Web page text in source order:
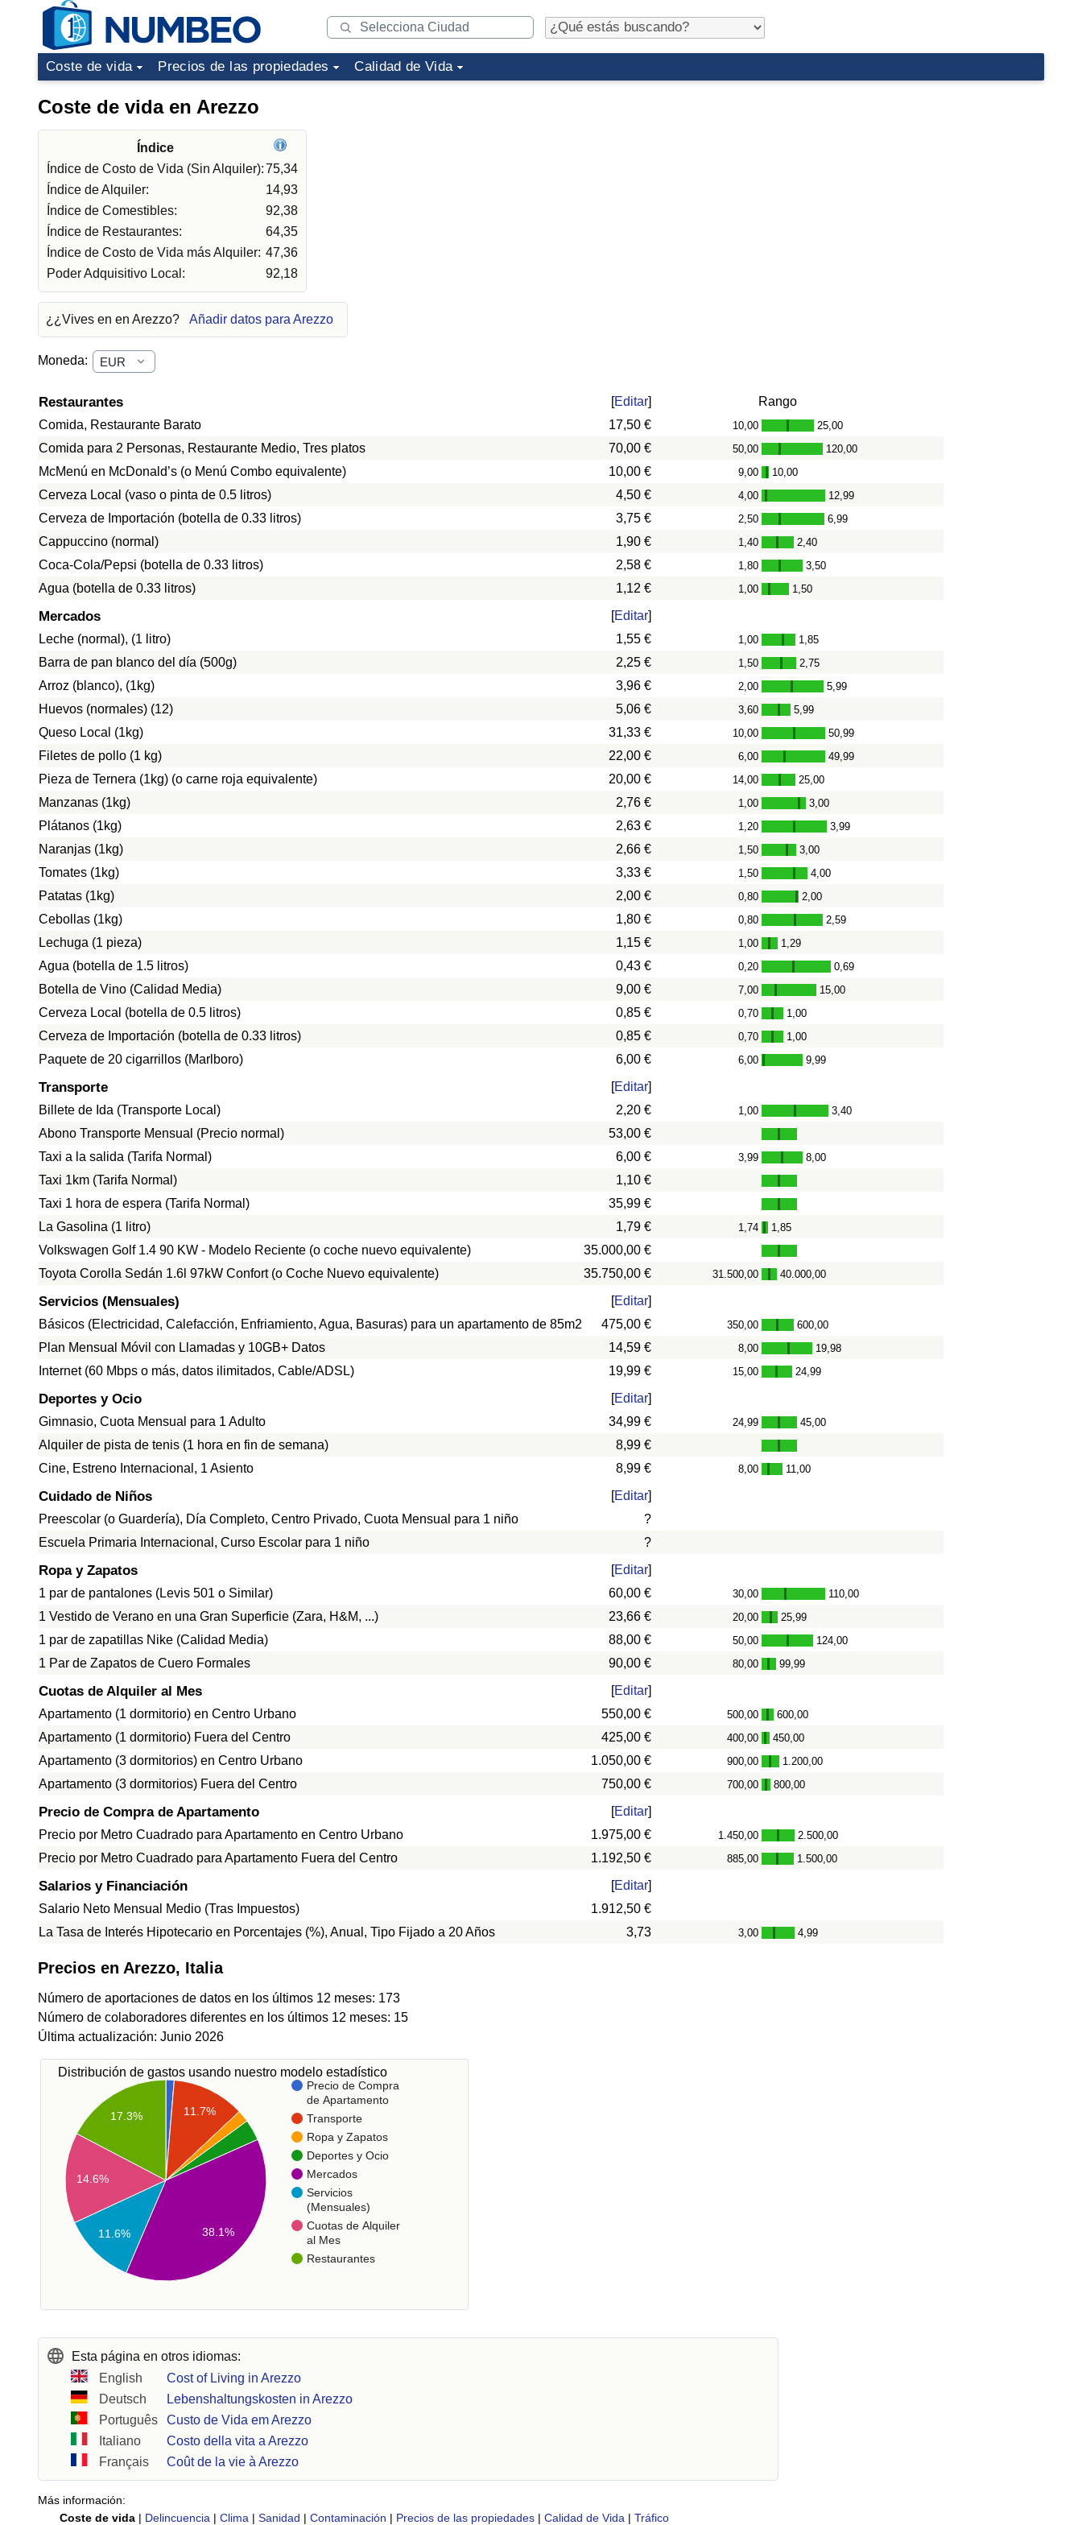
Coste de vida Precios de las propiedades Calidad de Vida
Coste de vida en Arezzo
Índice
Índice de Costo de Vida (Sin Alquiler):75,34
Índice de Alquiler:
14,93
Índice de Comestibles:
92,38
Índice de Restaurantes:
64,35
Índice de Costo de Vida más Alquiler: 47,36
Poder Adquisitivo Local:
92,18
¿¿Vives en en Arezzo? Añadir datos para Arezzo
Moneda:
Restaurantes [Editar]
Rango
Comida, Restaurante Barato
17,50 € 10,00 - 25,00
Comida para 2 Personas, Restaurante Medio, Tres platos 70,00 € 50,00 - 120,00
McMenú en McDonald’s (o Menú Combo equivalente) 10,00 € 9,00 - 10,00
Cerveza Local (vaso o pinta de 0.5 litros) 4,50 € 4,00 - 12,99
Cerveza de Importación (botella de 0.33 litros) 3,75 € 2,50 - 6,99
Cappuccino (normal) 1,90 € 1,40 - 2,40
Coca-Cola/Pepsi (botella de 0.33 litros) 2,58 € 1,80 - 3,50
Agua (botella de 0.33 litros) 1,12 € 1,00 - 1,50
Mercados [Editar]
Leche (normal), (1 litro)
1,55 € 1,00 - 1,85
Barra de pan blanco del día (500g) 2,25 € 1,50 - 2,75
Arroz (blanco), (1kg) 3,96 € 2,00 - 5,99
Huevos (normales) (12) 5,06 € 3,60 - 5,99
Queso Local (1kg) 31,33 € 10,00 - 50,99
Filetes de pollo (1 kg) 22,00 € 6,00 - 49,99
Pieza de Ternera (1kg) (o carne roja equivalente) 20,00 € 14,00 - 25,00
Manzanas (1kg) 2,76 € 1,00 - 3,00
Plátanos (1kg) 2,63 € 1,20 - 3,99
Naranjas (1kg) 2,66 € 1,50 - 3,00
Tomates (1kg) 3,33 € 1,50 - 4,00
Patatas (1kg) 2,00 € 0,80 - 2,00
Cebollas (1kg) 1,80 € 0,80 - 2,59
Lechuga (1 pieza) 1,15 € 1,00 - 1,29
Agua (botella de 1.5 litros) 0,43 € 0,20 - 0,69
Botella de Vino (Calidad Media) 9,00 € 7,00 - 15,00
Cerveza Local (botella de 0.5 litros) 0,85 € 0,70 - 1,00
Cerveza de Importación (botella de 0.33 litros) 0,85 € 0,70 - 1,00
Paquete de 20 cigarrillos (Marlboro) 6,00 € 6,00 - 9,99
Transporte [Editar]
Billete de Ida (Transporte Local)
2,20 € 1,00 - 3,40
Abono Transporte Mensual (Precio normal)
53,00 €
Taxi a la salida (Tarifa Normal)
6,00 € 3,99 - 8,00
Taxi 1km (Tarifa Normal)
1,10 €
Taxi 1 hora de espera (Tarifa Normal)
35,99 €
La Gasolina (1 litro)
1,79 € 1,74 - 1,85
Volkswagen Golf 1.4 90 KW - Modelo Reciente (o coche nuevo equivalente)
35.000,00 €
Toyota Corolla Sedán 1.6l 97kW Confort (o Coche Nuevo equivalente)
35.750,00 € 31.500,00 - 40.000,00
Servicios (Mensuales) [Editar]
Básicos (Electricidad, Calefacción, Enfriamiento, Agua, Basuras) para un apartamento de 85m2
475,00 € 350,00 - 600,00
Plan Mensual Móvil con Llamadas y 10GB+ Datos 14,59 € 8,00 - 19,98
Internet (60 Mbps o más, datos ilimitados, Cable/ADSL) 19,99 € 15,00 - 24,99
Deportes y Ocio [Editar]
Gimnasio, Cuota Mensual para 1 Adulto
34,99 € 24,99 - 45,00
Alquiler de pista de tenis (1 hora en fin de semana)
8,99 €
Cine, Estreno Internacional, 1 Asiento
8,99 € 8,00 - 11,00
Cuidado de Niños [Editar]
Preescolar (o Guardería), Día Completo, Centro Privado, Cuota Mensual para 1 niño
?
Escuela Primaria Internacional, Curso Escolar para 1 niño
?
Ropa y Zapatos [Editar]
1 par de pantalones (Levis 501 o Similar)
60,00 € 30,00 - 110,00
1 Vestido de Verano en una Gran Superficie (Zara, H&M, ...) 23,66 € 20,00 - 25,99
1 par de zapatillas Nike (Calidad Media) 88,00 € 50,00 - 124,00
1 Par de Zapatos de Cuero Formales 90,00 € 80,00 - 99,99
Cuotas de Alquiler al Mes [Editar]
Apartamento (1 dormitorio) en Centro Urbano
550,00 € 500,00 - 600,00
Apartamento (1 dormitorio) Fuera del Centro 425,00 € 400,00 - 450,00
Apartamento (3 dormitorios) en Centro Urbano 1.050,00 € 900,00 - 1.200,00
Apartamento (3 dormitorios) Fuera del Centro 750,00 € 700,00 - 800,00
Precio de Compra de Apartamento [Editar]
Precio por Metro Cuadrado para Apartamento en Centro Urbano
1.975,00 € 1.450,00 - 2.500,00
Precio por Metro Cuadrado para Apartamento Fuera del Centro 1.192,50 € 885,00 - 1.500,00
Salarios y Financiación [Editar]
Salario Neto Mensual Medio (Tras Impuestos)
1.912,50 €
La Tasa de Interés Hipotecario en Porcentajes (%), Anual, Tipo Fijado a 20 Años
3,73 3,00 - 4,99
Precios en Arezzo, Italia
Número de aportaciones de datos en los últimos 12 meses: 173
Número de colaboradores diferentes en los últimos 12 meses: 15
Última actualización: Junio 2026
Distribución de gastos usando nuestro modelo estadístico
Precio de Compra
de Apartamento
Transporte
Ropa y Zapatos
Deportes y Ocio
Mercados
Servicios
(Mensuales)
Cuotas de Alquiler
al Mes
Restaurantes
11.7%
17.3%
14.6%
11.6% 38.1%
Esta página en otros idiomas:
English
Cost of Living in Arezzo
Deutsch
Lebenshaltungskosten in Arezzo
Português
Custo de Vida em Arezzo
Italiano
Costo della vita a Arezzo
Français
Coût de la vie à Arezzo
Más información:
Coste de vida | Delincuencia | Clima | Sanidad | Contaminación | Precios de las propiedades | Calidad de Vida | Tráfico